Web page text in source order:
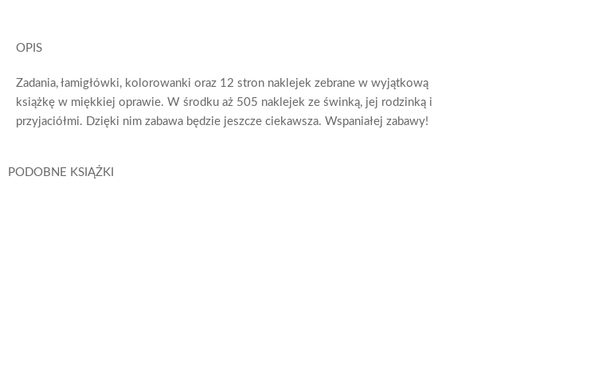
OPIS
Zadania, łamigłówki, kolorowanki oraz 12 stron naklejek zebrane w wyjątkową
książkę w miękkiej oprawie. W środku aż 505 naklejek ze świnką, jej rodzinką i
przyjaciółmi. Dzięki nim zabawa będzie jeszcze ciekawsza. Wspaniałej zabawy!
PODOBNE KSIĄŻKI